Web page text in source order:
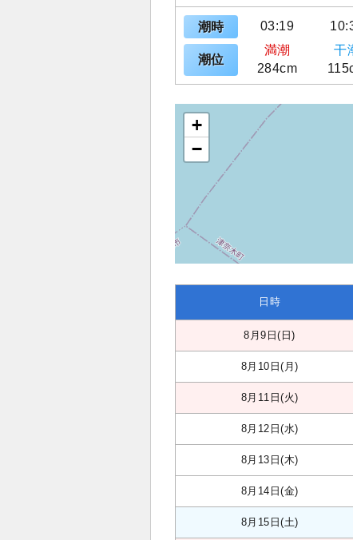
潮時 03:19
潮位
満潮 干
284cm
+
−
日時
8月9日(日)
8月10日(月)
8月11日(火)
8月12日(水)
8月13日(木)
8月14日(金)
8月15日(土)